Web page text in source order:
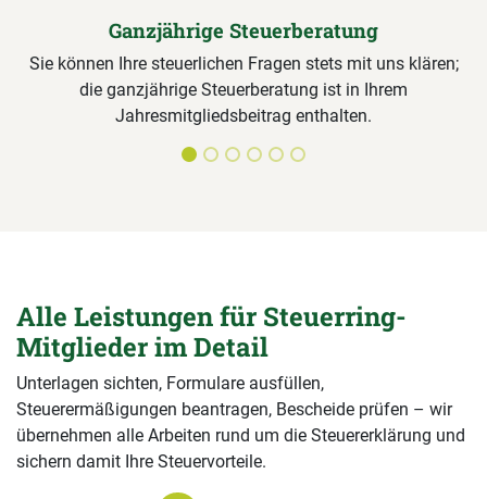
Ganzjährige Steuerberatung
Sie können Ihre steuerlichen Fragen stets mit uns klären;
die ganzjährige Steuerberatung ist in Ihrem
Jahresmitgliedsbeitrag enthalten.
Alle Leistungen für Steuerring-
Mitglieder im Detail
Unterlagen sichten, Formulare ausfüllen,
Steuerermäßigungen beantragen, Bescheide prüfen – wir
übernehmen alle Arbeiten rund um die Steuererklärung und
sichern damit Ihre Steuervorteile.